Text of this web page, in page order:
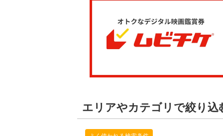
エリアやカテゴリで絞り込